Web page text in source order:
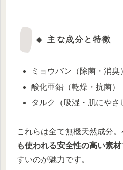
🔸 主な成分と特徴
ミョウバン（除菌・消臭
酸化亜鉛（乾燥・抗菌）
タルク（吸湿・肌にやさ
これらは全て無機天然成分。
も使われる安全性の高い素材
すいのが魅力です。